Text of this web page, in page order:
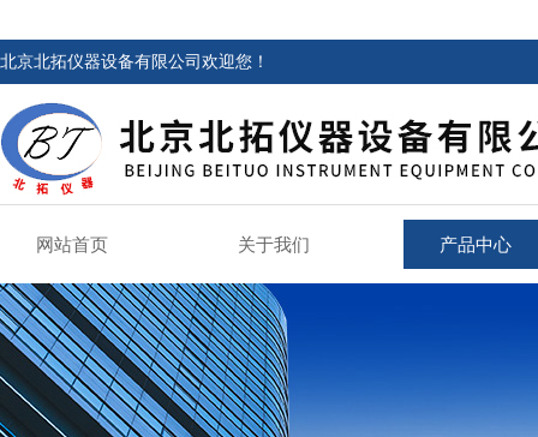
北京北拓仪器设备有限公司欢迎您！
网站首页 关于我们 产品中心